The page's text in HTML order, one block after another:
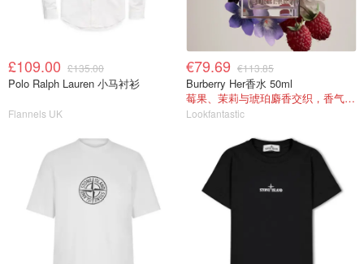
£109.00 £135.00
Polo Ralph Lauren 小马衬衫
Flannels UK
€79.69 €113.85
Burberry Her香水 50ml
莓果、茉莉与琥珀麝香交织，香气甜美
Lookfantastic